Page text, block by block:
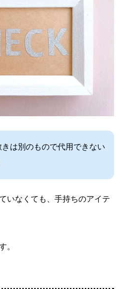
きは別のもので代用できない
いなくても、手持ちのアイテ
。